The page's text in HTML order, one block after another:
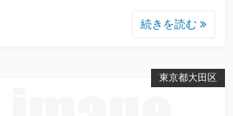
続きを読む
東京都大田区